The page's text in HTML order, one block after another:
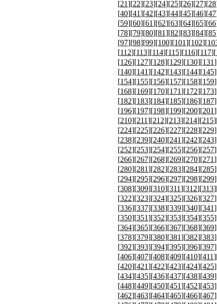
[21][22][23][24][25][26][27][28
[40][41][42][43][44][45][46][47
[59][60][61][62][63][64][65][66
[78][79][80][81][82][83][84][85
[97][98][99][100][101][102][
[112][113][114][115][116][117][
[126][127][128][129][130][131
[140][141][142][143][144][145
[154][155][156][157][158][159
[168][169][170][171][172][173
[182][183][184][185][186][187
[196][197][198][199][200][201
[210][211][212][213][214][215
[224][225][226][227][228][229
[238][239][240][241][242][243
[252][253][254][255][256][257
[266][267][268][269][270][271
[280][281][282][283][284][285
[294][295][296][297][298][299
[308][309][310][311][312][313
[322][323][324][325][326][327
[336][337][338][339][340][341
[350][351][352][353][354][355
[364][365][366][367][368][369
[378][379][380][381][382][383
[392][393][394][395][396][397
[406][407][408][409][410][411
[420][421][422][423][424][425
[434][435][436][437][438][439
[448][449][450][451][452][453
[462][463][464][465][466][467